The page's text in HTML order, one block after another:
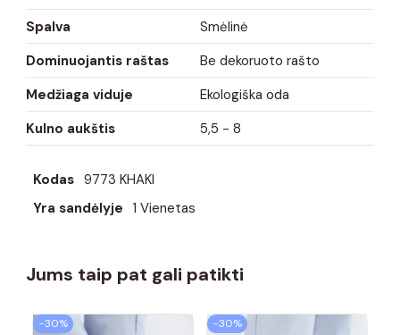
Spalva
Smėlinė
Dominuojantis raštas
Be dekoruoto rašto
Medžiaga viduje
Ekologiška oda
Kulno aukštis
5,5 - 8
Kodas 9773 KHAKI
Yra sandėlyje 1 Vienetas
Jums taip pat gali patikti
−30% −30%